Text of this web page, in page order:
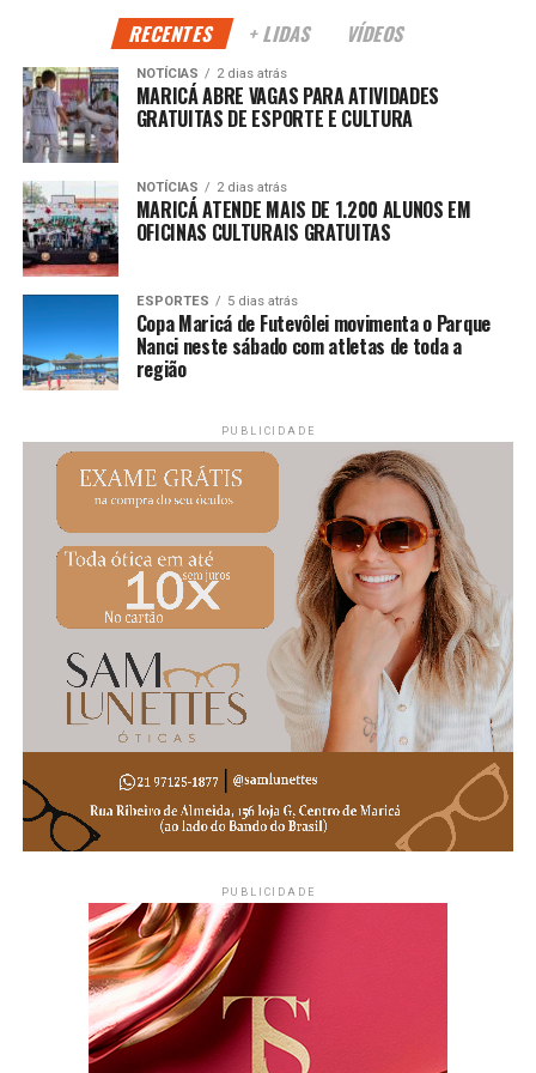
Continue acompanhando a Maricá Web TV para mais
notícias sobre inclusão, cidadania e esporte.
#Maricá #Inclusão #JogosDaDiversidade #Esporte
#MaricáWebTV
RECENTES + LIDAS VÍDEOS
NOTÍCIAS 2 dias atrás
MARICÁ ABRE VAGAS PARA ATIVIDADES
GRATUITAS DE ESPORTE E CULTURA
NOTÍCIAS 2 dias atrás
MARICÁ ATENDE MAIS DE 1.200 ALUNOS EM
OFICINAS CULTURAIS GRATUITAS
ESPORTES 5 dias atrás
Copa Maricá de Futevôlei movimenta o Parque
Nanci neste sábado com atletas de toda a
região
PUBLICIDADE
PUBLICIDADE